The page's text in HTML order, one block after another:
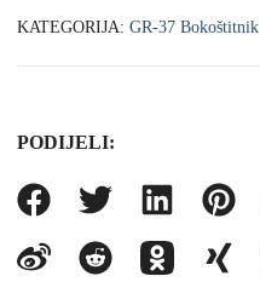
KATEGORIJA: GR-37 Bokoštitnik
PODIJELI: